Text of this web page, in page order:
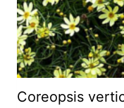
Coreopsis